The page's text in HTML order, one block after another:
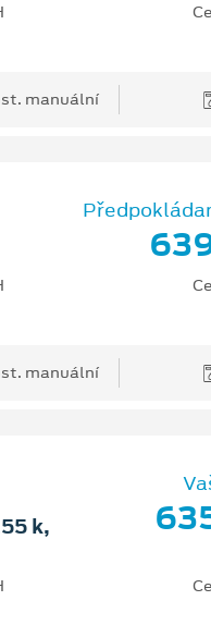
manuální
manuální
k,